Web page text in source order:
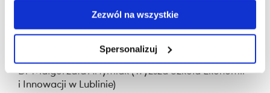
Zezwól na wszystkie
Spersonalizuj
Dr hab. Beata Hoffmann (Uniwersytet Warszawski)
Dr hab. Michał Michalak (Uniwersytet Medyczny im.
Karola Marcinkowskiego w Poznaniu)
Dr Małgorzata Artymiak (Wyższa Szkoła Ekonomii
i Innowacji w Lublinie)